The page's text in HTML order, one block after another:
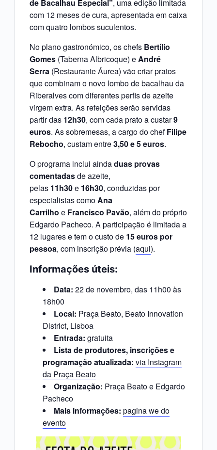
de Bacalhau Especial”, uma edição limitada
com 12 meses de cura, apresentada em caixa
com quatro lombos suculentos.
No plano gastronómico, os chefs Bertílio
Gomes (Taberna Albricoque) eAndré
Serra (Restaurante Áurea) vão criar pratos
que combinam o novo lombo de bacalhau da
Riberalves com diferentes perfis de azeite
virgem extra. As refeições serão servidas
partir das 12h30, com cada prato a custar9
euros. As sobremesas, a cargo do chefFilipe
Rebocho, custam entre3,50 e 5 euros.
O programa inclui aindaduas provas
comentadasde azeite,
pelas 11h30e 16h30, conduzidas por
especialistas comoAna
Carrilho e Francisco Pavão, além do próprio
Edgardo Pacheco. A participação é limitada a
12 lugares e tem o custo de 15 euros por
pessoa, com inscrição prévia (aqui).
Informações úteis:
Data: 22 de novembro, das 11h00 às
18h00
Local: Praça Beato, Beato Innovation
District, Lisboa
Entrada: gratuita
Lista de produtores, inscrições e
programação atualizada: via Instagram
da Praça Beato
Organização: Praça Beato e Edgardo
Pacheco
Mais informações: pagina we do
evento